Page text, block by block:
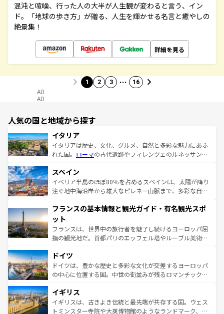
混沌と喧噪、行った人の大半が人生観が変わると言う、イン
ド。「地球の歩き方」が贈る、人生を輝かせる名言と癒やしの
絶景集！
詳細を見る
1 2 3 … 16
AD
AD
人気の国と地域から探す
イタリア
イタリアは歴史、文化、グルメ、自然と多彩な魅力にあふ
れた国。 ローマの古代遺跡やフィレンツェのルネッサンス
ろん、トスカーナの美しい田園風景やアマルフィ海岸の絶
景など、自然景観も見逃せない。観光の合間には、本場の
ピザやパスタなど、絶品のイタリア料理を堪能することも
ませてくれるイタリアで、忘れられない旅をしてみよう！
なお、新着のイタリア情報は
しい。
スペイン
イベリア半島のほぼ80％を占めるスペインは、太陽が降り
注ぐ地中海沿岸から雄大なピレネー山脈まで、多彩な自然
文化が根付くこの国では、情熱的なフラメンコ、熱気あふ
れる闘牛、そして美味しいタパスが生活の一部となってい
る。首都マドリードの洗練された雰囲気や、バルセロナの
アートに溢れた街角から、地方では古代ローマ遺跡や中世
せる。地方によって風土や気候が異なるスペインはその個
性で訪れる人を魅了する。 なお、新着のスペイン情報は コ
ンテンツ一覧を参照してほしい。
フランスの基本情報と観光ガイド・有名観光スポ
ット
フランスは、世界中の旅行者を魅了し続けるヨーロッパ屈
指の観光地だ。首都パリのエッフェル塔やルーブル美術館
で、幅広い魅力が詰まっている。華麗な宮殿、歴史的な大
聖堂、美しいビーチ、そして豊かな自然が、訪れる者を心
から魅了する。また、フランスは美食の国としても知ら
いる。シャンパンの発祥地であるランス、プロヴァンスの
香り高いラベンダー畑など、多彩な楽しみ方が可能だ。さ
らに、パリ以外の地域にも魅力が溢れており、どの街角に
ドイツ
ドイツは、豊かな歴史と多彩な文化が交差するヨーロッパ
の中心に位置する国。中世の街並みが残るロマンチック街
顔を持つこの国は、どこを歩いても飽きることがない。ベ
ルリンの文化的活気、バイエルン州のアルプスの絶景、そ
してライン川沿いのワイン畑といった風景は必見。ビール
イギリス
イギリスは、古きよき伝統と最先端が共存する国。ウェス
トミンスター寺院や大英博物館のようなランドマーク、歴